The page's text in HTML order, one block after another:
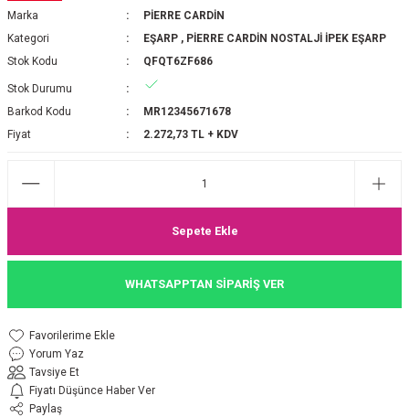
2025-2026 SONBAHAR KIŞ
JAKAR EŞARP
PAMUK EŞARP
İPEK EŞARP
ŞAL
MEDİNE İPEĞİ ŞAL
ŞAL
Marka
PİERRE CARDİN
Kategori
EŞARP , PİERRE CARDİN NOSTALJİ İPEK EŞARP
Stok Kodu
QFQT6ZF686
Stok Durumu
Barkod Kodu
MR12345671678
Fiyat
2.272,73 TL + KDV
Sepete Ekle
WHATSAPPTAN SİPARİŞ VER
Yorum Yaz
Tavsiye Et
Fiyatı Düşünce Haber Ver
Paylaş